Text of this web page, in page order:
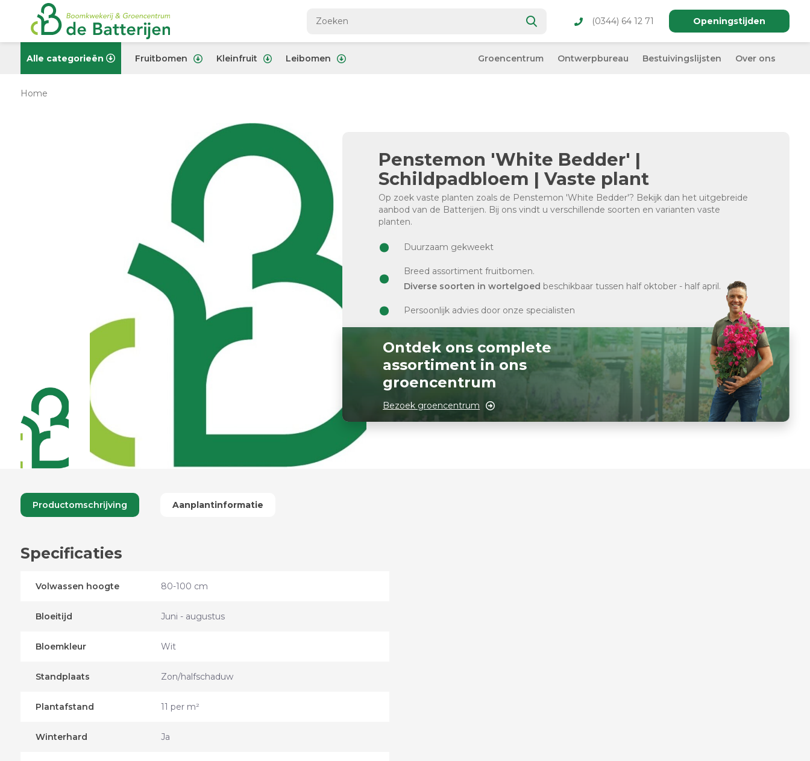
(0344) 64 12 71 Openingstijden
Alle categorieën Fruitbomen Kleinfruit Leibomen Groencentrum Ontwerpbureau Bestuivingslijsten Over ons
Home
Penstemon 'White Bedder' |
Schildpadbloem | Vaste plant
Op zoek vaste planten zoals de Penstemon 'White Bedder'? Bekijk dan het uitgebreide
aanbod van de Batterijen. Bij ons vindt u verschillende soorten en varianten vaste
planten.
Duurzaam gekweekt
Breed assortiment fruitbomen.
Diverse soorten in wortelgoed beschikbaar tussen half oktober - half april.
Persoonlijk advies door onze specialisten
Ontdek ons complete
assortiment in ons
groencentrum
Bezoek groencentrum
Productomschrijving Aanplantinformatie
Specificaties
Volwassen hoogte 80-100 cm
Bloeitijd Juni - augustus
Bloemkleur Wit
Standplaats Zon/halfschaduw
Plantafstand 11 per m²
Winterhard Ja